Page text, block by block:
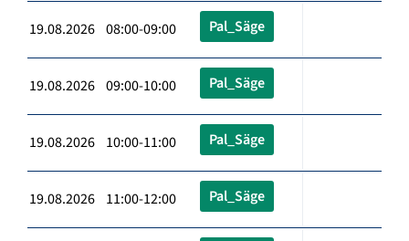
19.08.2026 08:00-09:00 Pal_Säge
19.08.2026 09:00-10:00 Pal_Säge
19.08.2026 10:00-11:00 Pal_Säge
19.08.2026 11:00-12:00 Pal_Säge